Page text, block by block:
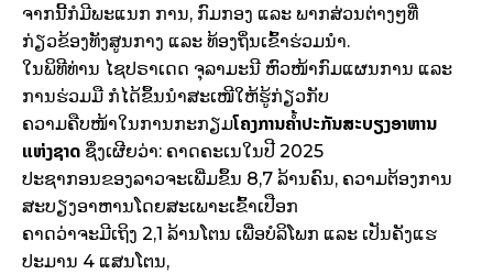
ຈາກນີ້ກໍມີພະແນກ ການ, ກົມກອງ ແລະ ພາກສ່ວນຕ່າງໆທີ່
ກ່ຽວຂ້ອງທັງສູນກາງ ແລະ ທ້ອງຖິ່ນເຂົ້າຮ່ວມນຳ.
ໃນພິທີທ່ານ ໄຊປຣາເດດ ຈຸລາມະນີ ຫົວໜ້າກົມແຜນການ ແລະ
ການຮ່ວມມື ກໍໄດ້ຂຶ້ນນຳສະເໜີໃຫ້ຮູ້ກ່ຽວກັບ
ຄວາມຄືບໜ້າໃນການກະກຽມໂຄງການຄ້ຳປະກັນສະບຽງອາຫານ
ແຫ່ງຊາດ ຊຶ່ງເຜີຍວ່າ: ຄາດຄະເນໃນປີ 2025
ປະຊາກອນຂອງລາວຈະເພີ່ມຂຶ້ນ 8,7 ລ້ານຄົນ, ຄວາມຕ້ອງການ
ສະບຽງອາຫານໂດຍສະເພາະເຂົ້າເປືອກ
ຄາດວ່າຈະມີເຖິງ 2,1 ລ້ານໂຕນ ເພື່ອບໍລິໂພກ ແລະ ເປັນຄັງແຮ
ປະມານ 4 ແສນໂຕນ,